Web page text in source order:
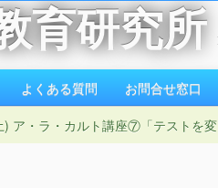
育研究所
よくある質問 お問合せ窓口
ア・ラ・カルト講座⑦「テストを変